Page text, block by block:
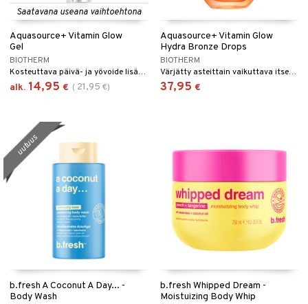
Saatavana useana vaihtoehtona
Aquasource+ Vitamin Glow
Gel
BIOTHERM
Kosteuttava päivä- ja yövoide lisäämään hehkua Biothermiltä.
alk. 14,95 € ( 21,95 €)
Aquasource+ Vitamin Glow
Hydra Bronze Drops
BIOTHERM
Värjätty asteittain vaikuttava itseruskettava seerumi Biothermiltä.
37,95 €
b.fresh A Coconut A Day... -
Body Wash
uutuus
b.fresh Whipped Dream -
Moistuizing Body Whip